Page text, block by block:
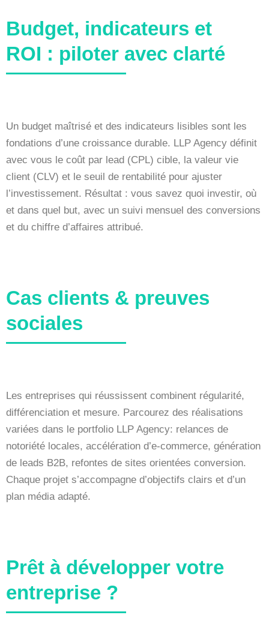
Budget, indicateurs et
ROI : piloter avec clarté
Un budget maîtrisé et des indicateurs lisibles sont les
fondations d’une croissance durable. LLP Agency définit
avec vous le coût par lead (CPL) cible, la valeur vie
client (CLV) et le seuil de rentabilité pour ajuster
l’investissement. Résultat : vous savez quoi investir, où
et dans quel but, avec un suivi mensuel des conversions
et du chiffre d’affaires attribué.
Cas clients & preuves
sociales
Les entreprises qui réussissent combinent régularité,
différenciation et mesure. Parcourez des réalisations
variées dans le portfolio LLP Agency: relances de
notoriété locales, accélération d’e-commerce, génération
de leads B2B, refontes de sites orientées conversion.
Chaque projet s’accompagne d’objectifs clairs et d’un
plan média adapté.
Prêt à développer votre
entreprise ?